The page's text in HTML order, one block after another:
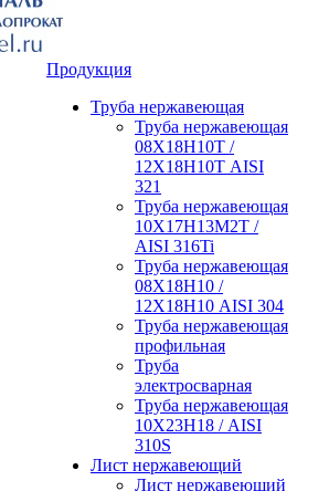
Продукция
Труба нержавеющая
Труба нержавеющая
08Х18Н10Т /
12Х18Н10Т AISI
321
Труба нержавеющая
10Х17Н13М2Т /
AISI 316Ti
Труба нержавеющая
08Х18Н10 /
12Х18Н10 AISI 304
Труба нержавеющая
профильная
Труба
электросварная
Труба нержавеющая
10Х23Н18 / AISI
310S
Лист нержавеющий
Лист нержавеющий